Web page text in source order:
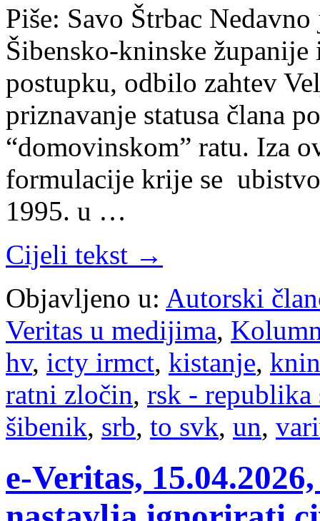
Piše: Savo Štrbac
Šibensko-kninske
postupku, odbilo zahtev
priznavanje statusa člana
“domovinskom” ratu. Iza
formulacije krije se
1995. u …
Cijeli tekst →
Objavljeno u: Autorski
Veritas u medijima,
hv, icty irmct, kistanje, knin
ratni zločin, rsk - republika
šibenik, srb, to svk, un,
e-Veritas,